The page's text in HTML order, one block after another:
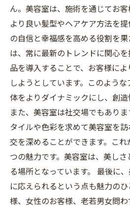
ん。美容室は、施術を通じてお客
より良い髪型やヘアケア方法を
の自信と幸福感を高める役割を
は、常に最新のトレンドに関心
品を導入することで、お客様に
しようとしています。このよう
体をよりダイナミックにし、創造
また、美容室は社交場でもあり
タイルや色彩を求めて美容室を
交を深めることができます。こ
つの魅力です。美容室は、美し
る場所となっています。 最後に
に応えられるという点も魅力の
様、女性のお客様、老若男女問